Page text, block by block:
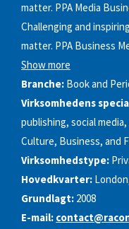
matter. PPA Media
Challenging and
matter. PPA Business
Show more
Branche: Book and
Virksomhedens
publishing, social
Culture, Business, and
Virksomhedstype:
Hovedkvarter:
Grundlagt: 2008
E-mail: